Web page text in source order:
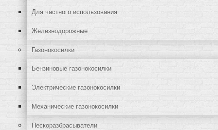
Для частного использования
Железнодорожные
Газонокосилки
Бензиновые газонокосилки
Электрические газонокосилки
Механические газонокосилки
Пескоразбрасыватели